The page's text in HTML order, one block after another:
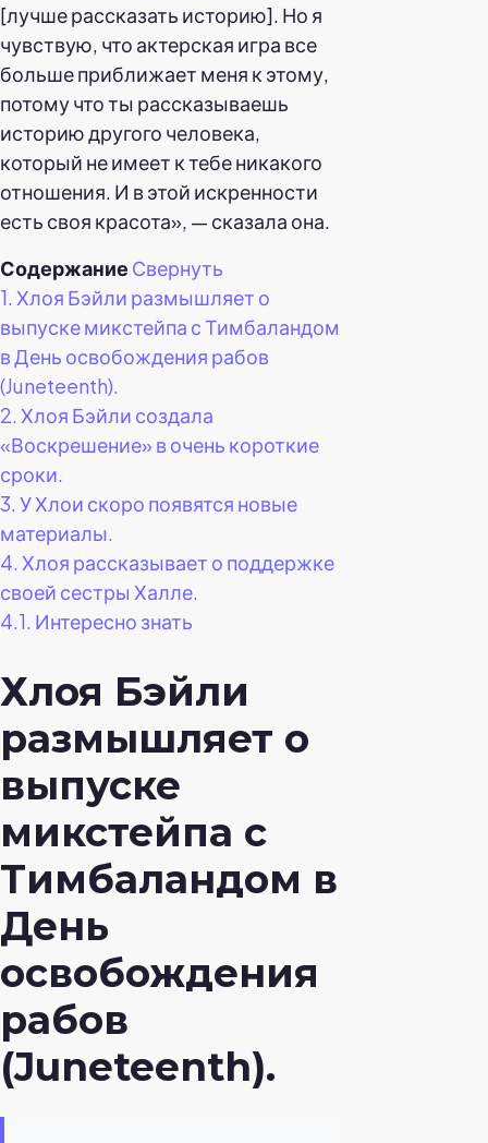
[лучше рассказать историю]. Но я
чувствую, что актерская игра все
больше приближает меня к этому,
потому что ты рассказываешь
историю другого человека,
который не имеет к тебе никакого
отношения. И в этой искренности
есть своя красота», — сказала она.
Содержание Свернуть
1. Хлоя Бэйли размышляет о
выпуске микстейпа с Тимбаландом
в День освобождения рабов
(Juneteenth).
2. Хлоя Бэйли создала
«Воскрешение» в очень короткие
сроки.
3. У Хлои скоро появятся новые
материалы.
4. Хлоя рассказывает о поддержке
своей сестры Халле.
4.1. Интересно знать
Хлоя Бэйли
размышляет о
выпуске
микстейпа с
Тимбаландом в
День
освобождения
рабов
(Juneteenth).